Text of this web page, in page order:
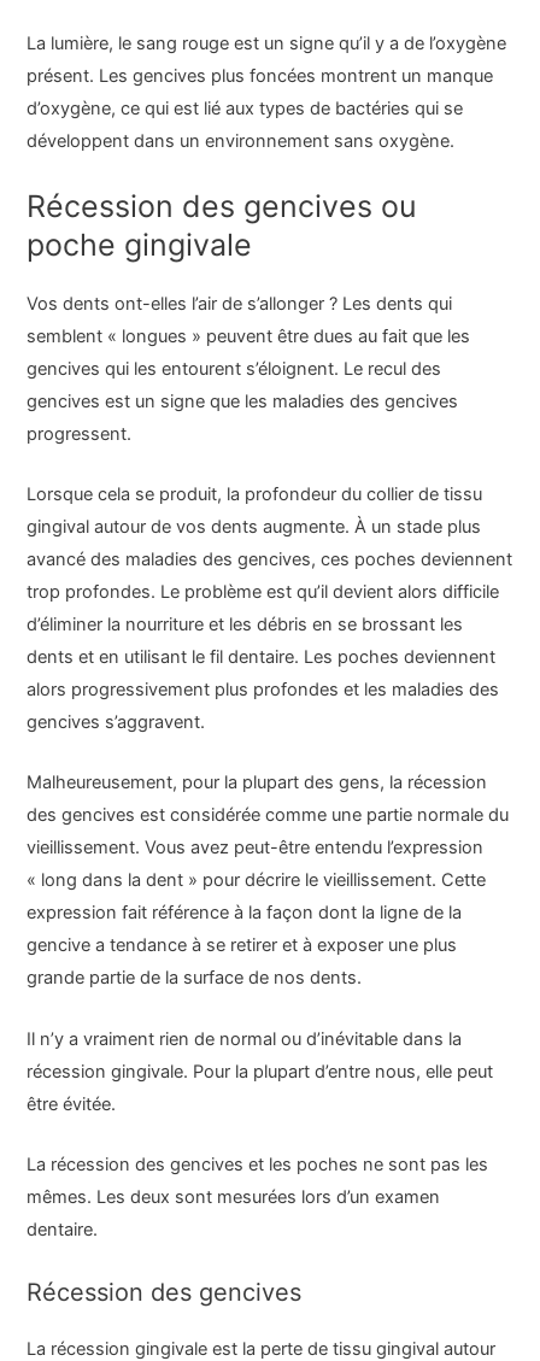
La lumière, le sang rouge est un signe qu’il y a de l’oxygène
présent. Les gencives plus foncées montrent un manque
d’oxygène, ce qui est lié aux types de bactéries qui se
développent dans un environnement sans oxygène.
Récession des gencives ou
poche gingivale
Vos dents ont-elles l’air de s’allonger ? Les dents qui
semblent « longues » peuvent être dues au fait que les
gencives qui les entourent s’éloignent. Le recul des
gencives est un signe que les maladies des gencives
progressent.
Lorsque cela se produit, la profondeur du collier de tissu
gingival autour de vos dents augmente. À un stade plus
avancé des maladies des gencives, ces poches deviennent
trop profondes. Le problème est qu’il devient alors difficile
d’éliminer la nourriture et les débris en se brossant les
dents et en utilisant le fil dentaire. Les poches deviennent
alors progressivement plus profondes et les maladies des
gencives s’aggravent.
Malheureusement, pour la plupart des gens, la récession
des gencives est considérée comme une partie normale du
vieillissement. Vous avez peut-être entendu l’expression
« long dans la dent » pour décrire le vieillissement. Cette
expression fait référence à la façon dont la ligne de la
gencive a tendance à se retirer et à exposer une plus
grande partie de la surface de nos dents.
Il n’y a vraiment rien de normal ou d’inévitable dans la
récession gingivale. Pour la plupart d’entre nous, elle peut
être évitée.
La récession des gencives et les poches ne sont pas les
mêmes. Les deux sont mesurées lors d’un examen
dentaire.
Récession des gencives
La récession gingivale est la perte de tissu gingival autour